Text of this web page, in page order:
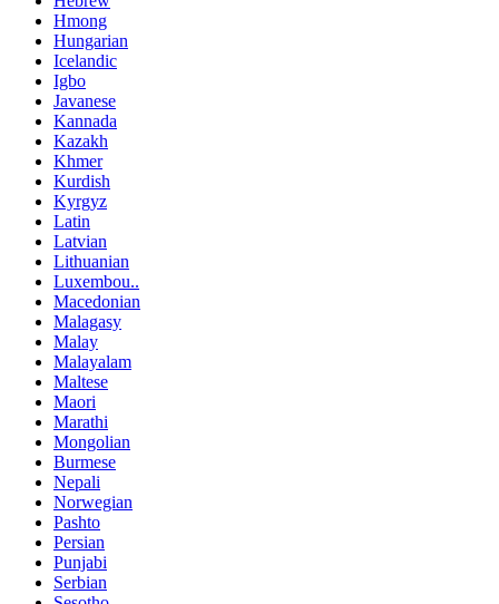
Hmong
Hungarian
Icelandic
Igbo
Javanese
Kannada
Kazakh
Khmer
Kurdish
Kyrgyz
Latin
Latvian
Lithuanian
Luxembou..
Macedonian
Malagasy
Malay
Malayalam
Maltese
Maori
Marathi
Mongolian
Burmese
Nepali
Norwegian
Pashto
Persian
Punjabi
Serbian